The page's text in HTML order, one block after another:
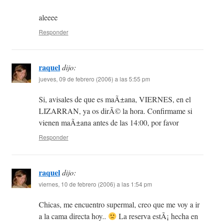
aleeee
Responder
raqueldijo:
jueves, 09 de febrero (2006) a las 5:55 pm
Si, avisales de que es maÃ±ana, VIERNES, en el
LIZARRAN, ya os dirÃ© la hora. Confirmame si
vienen maÃ±ana antes de las 14:00, por favor
Responder
raqueldijo:
viernes, 10 de febrero (2006) a las 1:54 pm
Chicas, me encuentro supermal, creo que me voy a ir
a la cama directa hoy..
La reserva estÃ¡ hecha en